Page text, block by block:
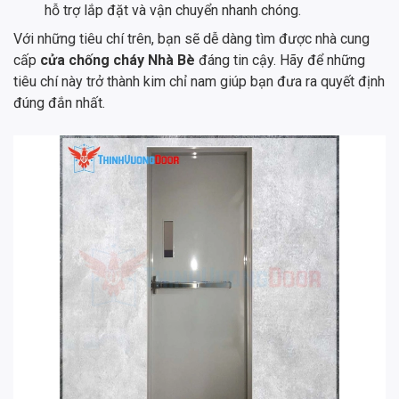
hỗ trợ lắp đặt và vận chuyển nhanh chóng.
Với những tiêu chí trên, bạn sẽ dễ dàng tìm được nhà cung
cấp cửa chống cháy Nhà Bè đáng tin cậy. Hãy để những
tiêu chí này trở thành kim chỉ nam giúp bạn đưa ra quyết định
đúng đắn nhất.